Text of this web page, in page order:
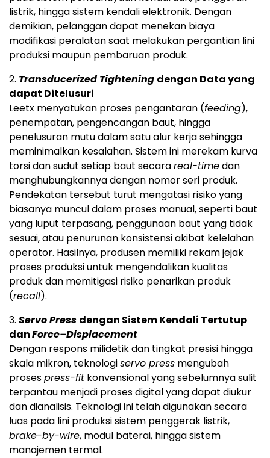
listrik, hingga sistem kendali elektronik. Dengan
demikian, pelanggan dapat menekan biaya
modifikasi peralatan saat melakukan pergantian lini
produksi maupun pembaruan produk.
2. Transducerized Tightening dengan Data yang
dapat Ditelusuri
Leetx menyatukan proses pengantaran (feeding),
penempatan, pengencangan baut, hingga
penelusuran mutu dalam satu alur kerja sehingga
meminimalkan kesalahan. Sistem ini merekam kurva
torsi dan sudut setiap baut secarareal-timedan
menghubungkannya dengan nomor seri produk.
Pendekatan tersebut turut mengatasi risiko yang
biasanya muncul dalam proses manual, seperti baut
yang luput terpasang, penggunaan baut yang tidak
sesuai, atau penurunan konsistensi akibat kelelahan
operator. Hasilnya, produsen memiliki rekam jejak
proses produksi untuk mengendalikan kualitas
produk dan memitigasi risiko penarikan produk
(recall).
3. Servo Press dengan Sistem Kendali Tertutup
danForce–Displacement
Dengan respons milidetik dan tingkat presisi hingga
skala mikron, teknologiservo press mengubah
prosespress-fit konvensional yang sebelumnya sulit
terpantau menjadi proses digital yang dapat diukur
dan dianalisis. Teknologi ini telah digunakan secara
luas pada lini produksi sistem penggerak listrik,
brake-by-wire, modul baterai, hingga sistem
manajemen termal.